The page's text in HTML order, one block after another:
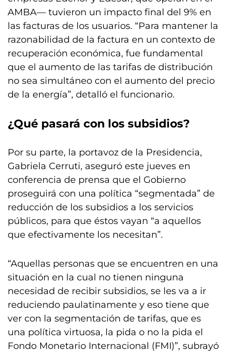
AMBA— tuvieron un impacto final del 9% en
las facturas de los usuarios. “Para mantener la
razonabilidad de la factura en un contexto de
recuperación económica, fue fundamental
que el aumento de las tarifas de distribución
no sea simultáneo con el aumento del precio
de la energía”, detalló el funcionario.
¿Qué pasará con los subsidios?
Por su parte, la portavoz de la Presidencia,
Gabriela Cerruti, aseguró este jueves en
conferencia de prensa que el Gobierno
proseguirá con una política “segmentada” de
reducción de los subsidios a los servicios
públicos, para que éstos vayan “a aquellos
que efectivamente los necesitan”.
“Aquellas personas que se encuentren en una
situación en la cual no tienen ninguna
necesidad de recibir subsidios, se les va a ir
reduciendo paulatinamente y eso tiene que
ver con la segmentación de tarifas, que es
una política virtuosa, la pida o no la pida el
Fondo Monetario Internacional (FMI)”, subrayó